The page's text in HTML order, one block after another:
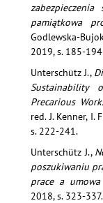
pamiątkowa
Godlewska-
2019, s. 185-194
Unterschütz J.,
Sustainability
Precarious
red. J. Kenner,
s. 222-241.
Unterschütz J.,
poszukiwaniu
prace a
2018, s. 323-337.